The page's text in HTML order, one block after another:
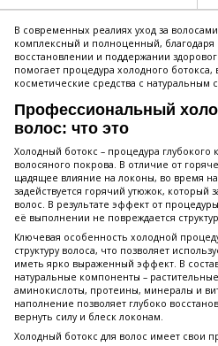
В современных реалиях уход за
комплексный и полноценный,
восстановлении и поддержании
помогает процедура холодного
косметические средства с натуральным
Профессиональный
волос: что это
Холодный ботокс – процедура глубокого
волосяного покрова. В отличие от
щадящее влияние на локоны, во время
задействуется горячий утюжок, который
волос. В результате эффект от
её выполнении не повреждается
Ключевая особенность холодной
структуру волоса, что позволяет
иметь ярко выраженный эффект. В
натуральные компоненты –
аминокислоты, протеины, минералы и
наполнение позволяет глубоко
вернуть силу и блеск локонам.
Холодный ботокс для волос имеет свои